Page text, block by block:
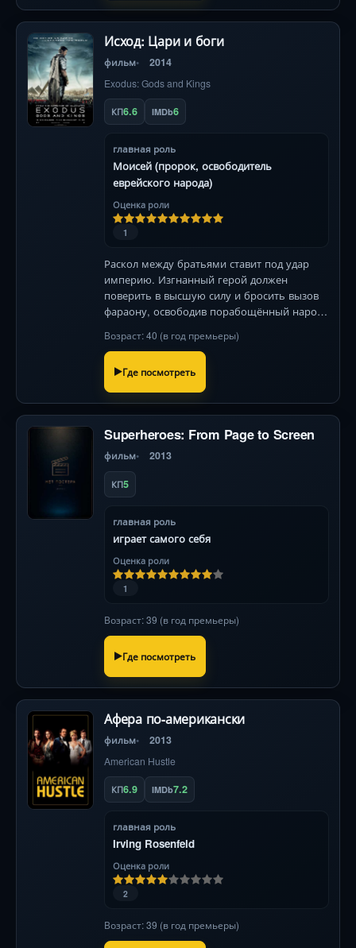
Исход: Цари и боги
фильм 2014
Exodus: Gods and Kings
КП6.6 IMDb6
главная роль
Моисей (пророк, освободитель
еврейского народа)
Оценка роли
1
Раскол между братьями ставит под удар
империю. Изгнанный герой должен
поверить в высшую силу и бросить вызов
фараону, освободив порабощённый народ.
по воле Бога, меняют историю.
Возраст: 40 (в год премьеры)
Где посмотреть
Superheroes: From Page to Screen
фильм 2013
КП5
главная роль
играет самого себя
Оценка роли
1
Возраст: 39 (в год премьеры)
Где посмотреть
Афера по-американски
фильм 2013
American Hustle
КП6.9 IMDb7.2
главная роль
Irving Rosenfeld
Оценка роли
2
Возраст: 39 (в год премьеры)